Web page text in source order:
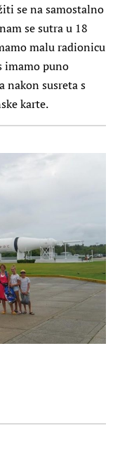
se na samostalno
se sutra u 18
malu radionicu
imamo puno
nakon susreta s
karte.